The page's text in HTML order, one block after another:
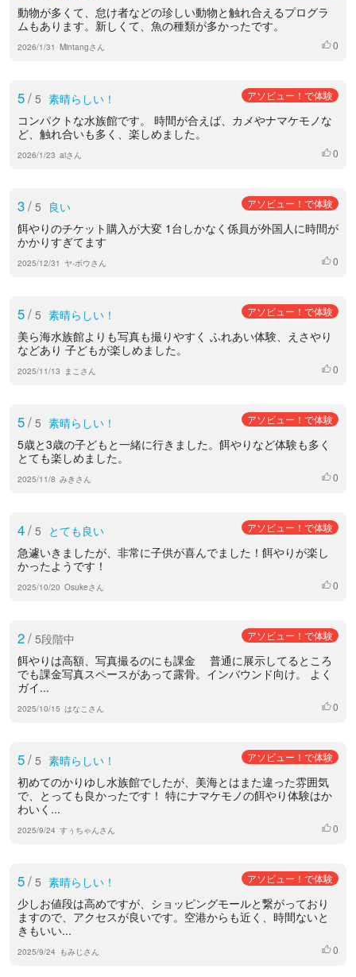
動物が多くて、怠け者などの珍しい動物と触れ合えるプログラ
ムもあります。新しくて、魚の種類が多かったです。
2026/1/31 Mintangさん いいね
0
5/ 5 素晴らしい！ アソビュー！で体験
コンパクトな水族館です。 時間が合えば、カメやナマケモノな
ど、触れ合いも多く、楽しめました。
2026/1/23 aiさん いいね
0
3/ 5 良い アソビュー！で体験
餌やりのチケット購入が大変 1台しかなく係員が外国人に時間が
かかりすぎてます
2025/12/31 ヤ-ボウさん いいね
0
5/ 5 素晴らしい！ アソビュー！で体験
美ら海水族館よりも写真も撮りやすく ふれあい体験、えさやり
などあり 子どもが楽しめました。
2025/11/13 まこさん いいね
0
5/ 5 素晴らしい！ アソビュー！で体験
5歳と3歳の子どもと一緒に行きました。餌やりなど体験も多く
とても楽しめました。
2025/11/8 みきさん いいね
0
4/ 5 とても良い アソビュー！で体験
急遽いきましたが、非常に子供が喜んでました！餌やりが楽し
かったようです！
2025/10/20 Osukeさん いいね
0
2/ 5段階中 アソビュー！で体験
餌やりは高額、写真撮るのにも課金 普通に展示してるところ
でも課金写真スペースがあって露骨。インバウンド向け。 よく
ガイ...
2025/10/15 はなこさん いいね
0
5/ 5 素晴らしい！ アソビュー！で体験
初めてのかりゆし水族館でしたが、美海とはまた違った雰囲気
で、とっても良かったです！ 特にナマケモノの餌やり体験はか
わいく...
2025/9/24 すぅちゃんさん いいね
0
5/ 5 素晴らしい！ アソビュー！で体験
少しお値段は高めですが、ショッピングモールと繋がっており
ますので、アクセスが良いです。空港からも近く、時間ないと
きもいい...
2025/9/24 もみじさん いいね
0